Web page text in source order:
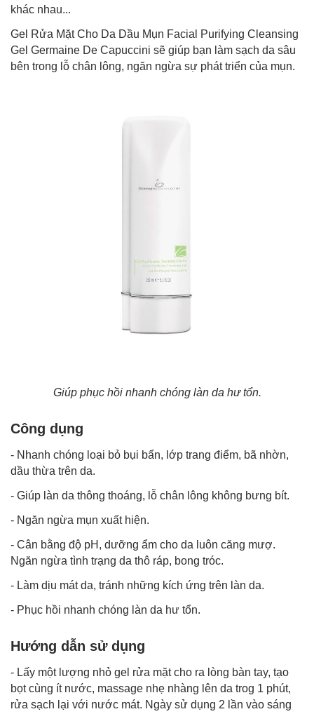
khác nhau...
Gel Rửa Mặt Cho Da Dầu Mụn Facial Purifying Cleansing
Gel Germaine De Capuccini sẽ giúp bạn làm sạch da sâu
bên trong lỗ chân lông, ngăn ngừa sự phát triển của mụn.
Giúp phục hồi nhanh chóng làn da hư tổn.
Công dụng
- Nhanh chóng loại bỏ bụi bẩn, lớp trang điểm, bã nhờn,
dầu thừa trên da.
- Giúp làn da thông thoáng, lỗ chân lông không bưng bít.
- Ngăn ngừa mụn xuất hiện.
- Cân bằng độ pH, dưỡng ẩm cho da luôn căng mượ.
Ngăn ngừa tình trạng da thô ráp, bong tróc.
- Làm dịu mát da, tránh những kích ứng trên làn da.
- Phục hồi nhanh chóng làn da hư tổn.
Hướng dẫn sử dụng
- Lấy một lượng nhỏ gel rửa mặt cho ra lòng bàn tay, tạo
bọt cùng ít nước, massage nhẹ nhàng lên da trog 1 phút,
rửa sạch lại với nước mát. Ngày sử dụng 2 lần vào sáng